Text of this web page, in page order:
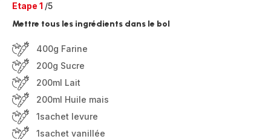
Etape 1 /5
Mettre tous les ingrédients dans le bol
400g Farine
200g Sucre
200ml Lait
200ml Huile mais
1sachet levure
1sachet vanillée